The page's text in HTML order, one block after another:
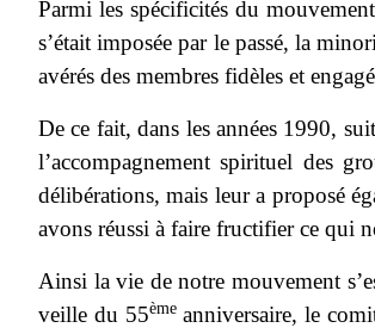
Parmi les spécificités du
s’était imposée par le passé, la
avérés des membres fidèles et
De ce fait, dans les années 1990,
l’accompagnement spirituel des
délibérations, mais leur a proposé
avons réussi à faire fructifier ce qui
Ainsi la vie de notre mouvement
veille du 55èmeanniversaire, le